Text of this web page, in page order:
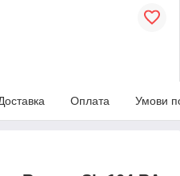
Оплата Умови